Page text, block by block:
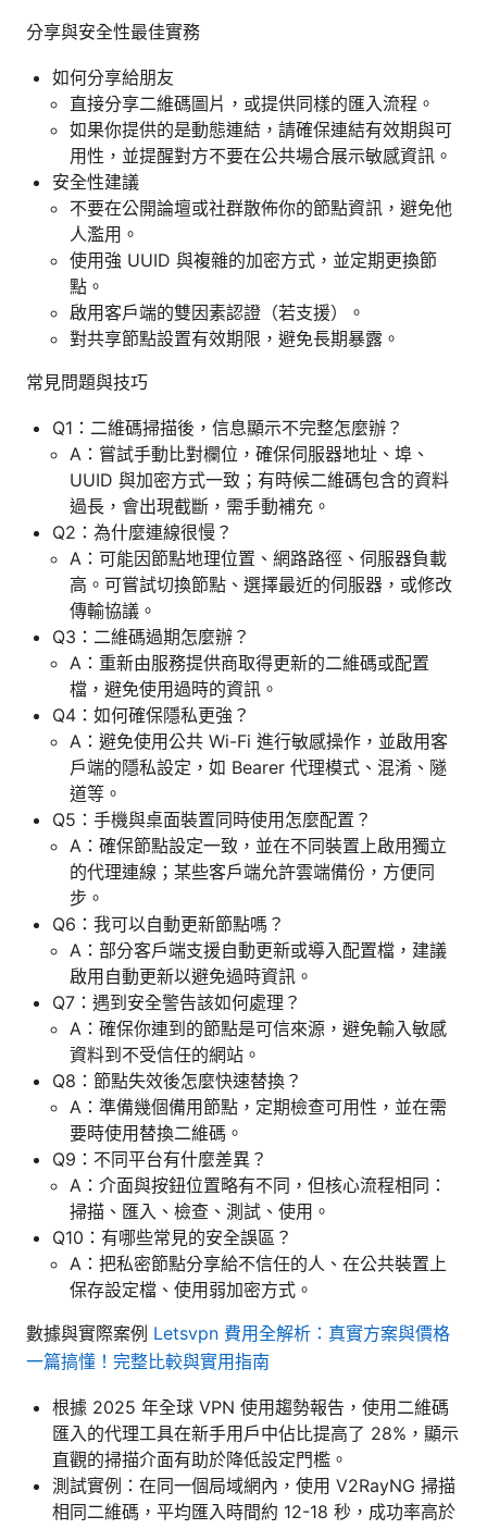
分享與安全性最佳實務
如何分享給朋友
直接分享二維碼圖片，或提供同樣的匯入流程。
如果你提供的是動態連結，請確保連結有效期與可
用性，並提醒對方不要在公共場合展示敏感資訊。
安全性建議
不要在公開論壇或社群散佈你的節點資訊，避免他
人濫用。
使用強 UUID 與複雜的加密方式，並定期更換節
點。
啟用客戶端的雙因素認證（若支援）。
對共享節點設置有效期限，避免長期暴露。
常見問題與技巧
Q1：二維碼掃描後，信息顯示不完整怎麼辦？
A：嘗試手動比對欄位，確保伺服器地址、埠、
UUID 與加密方式一致；有時候二維碼包含的資料
過長，會出現截斷，需手動補充。
Q2：為什麼連線很慢？
A：可能因節點地理位置、網路路徑、伺服器負載
高。可嘗試切換節點、選擇最近的伺服器，或修改
傳輸協議。
Q3：二維碼過期怎麼辦？
A：重新由服務提供商取得更新的二維碼或配置
檔，避免使用過時的資訊。
Q4：如何確保隱私更強？
A：避免使用公共 Wi-Fi 進行敏感操作，並啟用客
戶端的隱私設定，如 Bearer 代理模式、混淆、隧
道等。
Q5：手機與桌面裝置同時使用怎麼配置？
A：確保節點設定一致，並在不同裝置上啟用獨立
的代理連線；某些客戶端允許雲端備份，方便同
步。
Q6：我可以自動更新節點嗎？
A：部分客戶端支援自動更新或導入配置檔，建議
啟用自動更新以避免過時資訊。
Q7：遇到安全警告該如何處理？
A：確保你連到的節點是可信來源，避免輸入敏感
資料到不受信任的網站。
Q8：節點失效後怎麼快速替換？
A：準備幾個備用節點，定期檢查可用性，並在需
要時使用替換二維碼。
Q9：不同平台有什麼差異？
A：介面與按鈕位置略有不同，但核心流程相同：
掃描、匯入、檢查、測試、使用。
Q10：有哪些常見的安全誤區？
A：把私密節點分享給不信任的人、在公共裝置上
保存設定檔、使用弱加密方式。
數據與實際案例 Letsvpn 費用全解析：真實方案與價格
一篇搞懂！完整比較與實用指南
根據 2025 年全球 VPN 使用趨勢報告，使用二維碼
匯入的代理工具在新手用戶中佔比提高了 28%，顯示
直觀的掃描介面有助於降低設定門檻。
測試實例：在同一個局域網內，使用 V2RayNG 掃描
相同二維碼，平均匯入時間約 12-18 秒，成功率高於